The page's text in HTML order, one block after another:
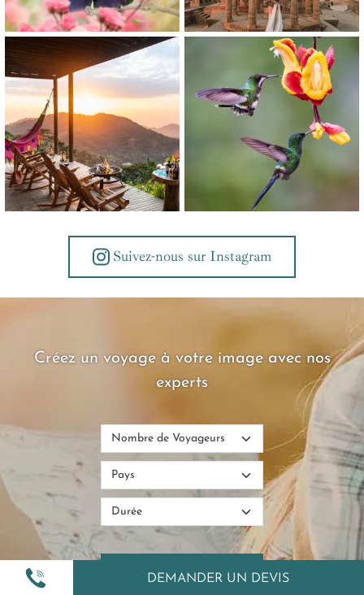
DEMANDER UN DEVIS
Suivez-nous sur Instagram
Créez un voyage à votre image avec nos
experts